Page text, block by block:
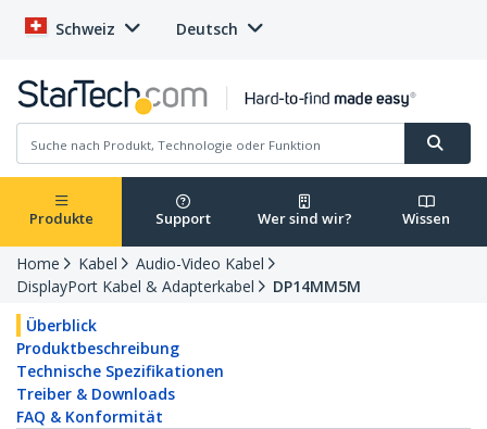
Schweiz Deutsch
Produkte Support Wer sind wir? Wissen
Home Kabel
Audio-Video Kabel
DisplayPort Kabel & Adapterkabel
DP14MM5M
Überblick
Produktbeschreibung
Technische Spezifikationen
Treiber & Downloads
FAQ & Konformität